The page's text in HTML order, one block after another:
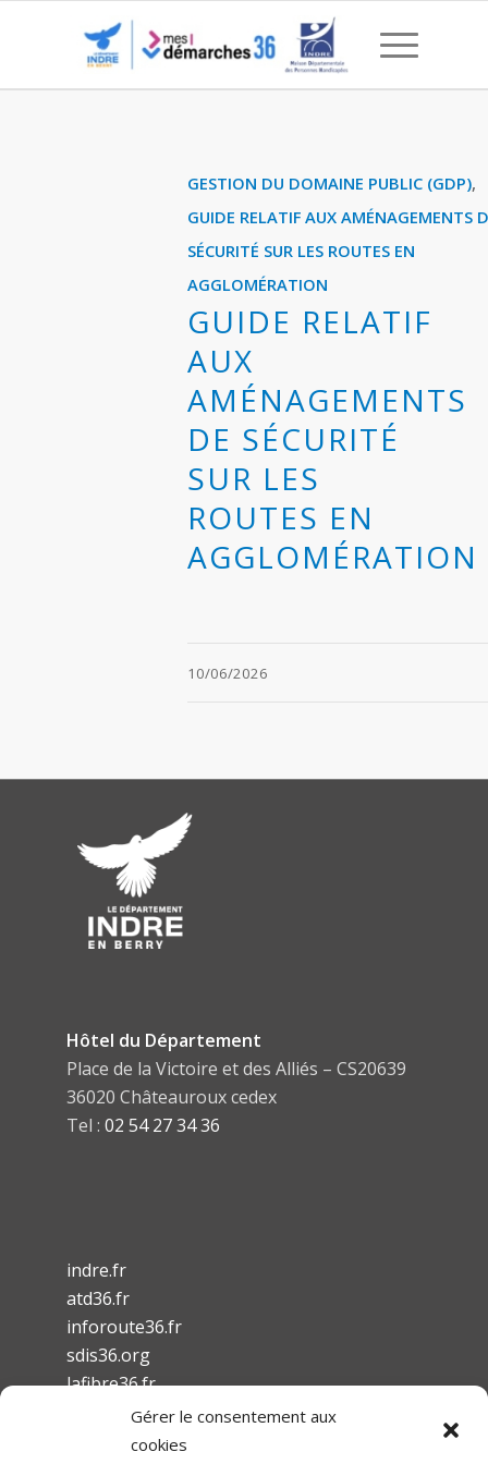
GESTION DU DOMAINE PUBLIC (GDP),
GUIDE RELATIF AUX AMÉNAGEMENTS
SÉCURITÉ SUR LES ROUTES EN
AGGLOMÉRATION
GUIDE RELATIF
AUX
AMÉNAGEMENTS
DE SÉCURITÉ
SUR LES
ROUTES EN
AGGLOMÉRATION
10/06/2026
Hôtel du Département
Place de la Victoire et des Alliés – CS20639
36020 Châteauroux cedex
Tel : 02 54 27 34 36
indre.fr
atd36.fr
inforoute36.fr
sdis36.org
lafibre36.fr
Gérer le consentement aux
cookies